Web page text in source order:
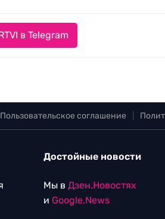
в Telegram
Пользовательское соглашение
Достойные новости
Мы в Дзен.Новостях
и Google.News